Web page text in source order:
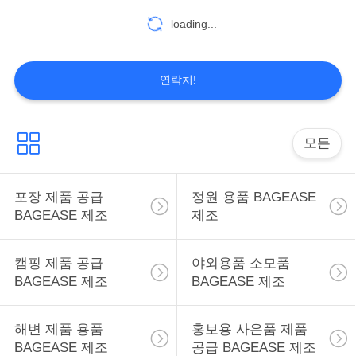
세
사
이
트
맵
PRIVACY
POLICY
DOG & CAT 제품 용
품 BAGEASE 제조
이동 제품 공급
BAGEASE 제조
loading...
연락처!
모든
포장 제품 공급
BAGEASE 제조
정원 용품 BAGEASE
제조
캠핑 제품 공급
BAGEASE 제조
야외용품 소모품
BAGEASE 제조
해변 제품 용품
BAGEASE 제조
홍보용 사은품 제품
공급 BAGEASE 제조